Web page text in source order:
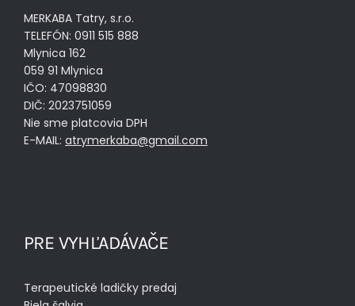
MERKABA Tatry, s.r.o.
TELEFÓN: 0911 515 888
Mlynica 162
059 91 Mlynica
IČO: 47098830
DIČ: 2023751059
Nie sme platcovia DPH
E-MAIL: atrymerkaba@gmail.com
PRE VYHĽADÁVAČE
Terapeutické ladičky predaj